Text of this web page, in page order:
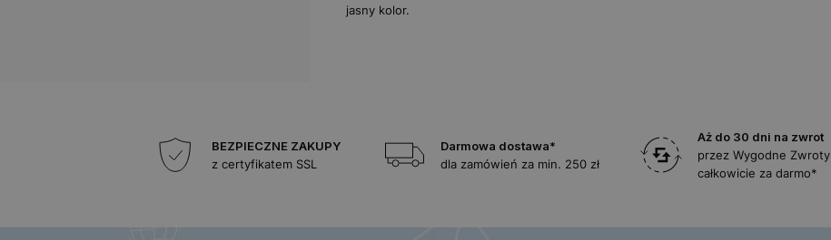
jasny kolor.
BEZPIECZNE ZAKUPY
z certyfikatem SSL
Darmowa dostawa*
dla zamówień za min. 250 zł
Aż do 30 dni na zwrot
przez Wygodne Zwroty
całkowicie za darmo*